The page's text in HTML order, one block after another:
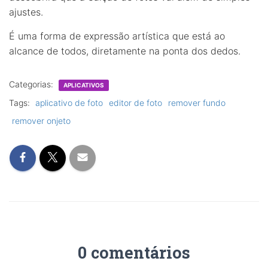
ajustes.
É uma forma de expressão artística que está ao
alcance de todos, diretamente na ponta dos dedos.
Categorias: APLICATIVOS
Tags: aplicativo de foto editor de foto
remover fundo
remover onjeto
0 comentários